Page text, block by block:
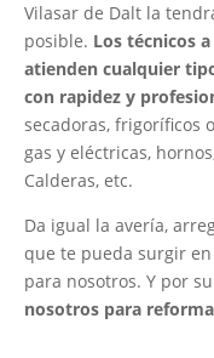
Vilasar de Dalt la
posible. Los técnicos
atienden cualquier
con rapidez y
secadoras, frigoríficos
gas y eléctricas,
Calderas, etc.
Da igual la avería,
que te pueda surgir
para nosotros. Y por
nosotros para